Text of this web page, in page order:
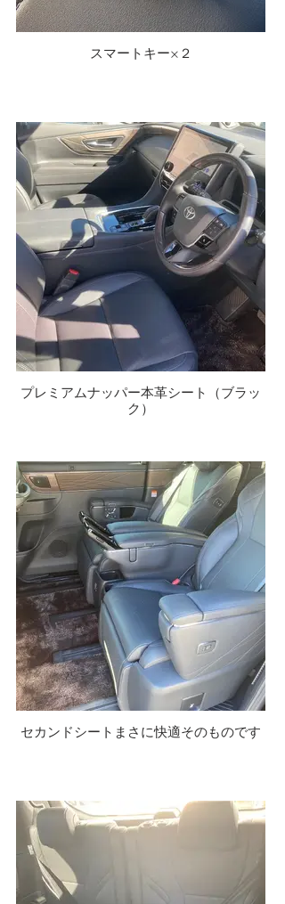
スマートキー×２
プレミアムナッパー本革シート（ブラッ
ク）
セカンドシートまさに快適そのものです